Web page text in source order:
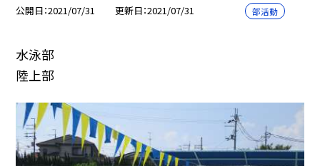
公開日 2021/07/31 更新日 2021/07/31 部活動
水泳部
陸上部